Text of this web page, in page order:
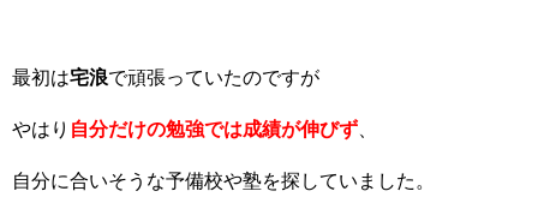
最初は宅浪で頑張っていたのですが
やはり 自分だけの勉強では成績が伸びず
自分に合いそうな予備校や塾を探していました。